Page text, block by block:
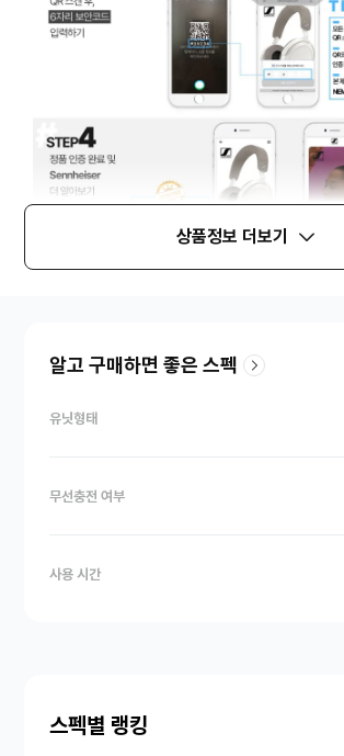
상품정보 더보기
알고 구매하면 좋은 스펙
유닛형태
무선충전 여부
사용 시간
스펙별 랭킹